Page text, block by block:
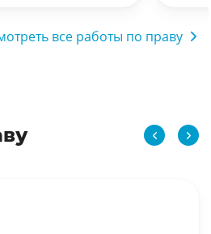
все работы по праву